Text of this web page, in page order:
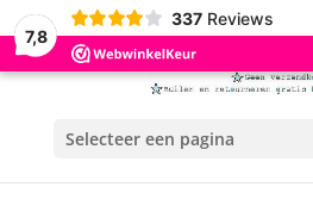
7,8
337 Reviews
Selecteer een pagina